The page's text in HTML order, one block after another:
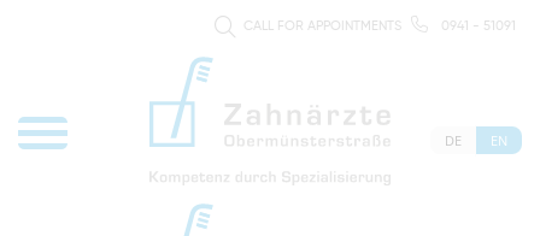
CALL FOR APPOINTMENTS 0941 - 51091
DE EN